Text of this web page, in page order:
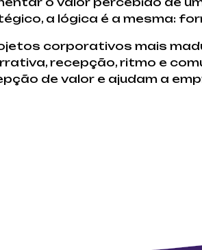
a lógica é a mesma:
corporativos mais
recepção, ritmo e
de valor e ajudam a